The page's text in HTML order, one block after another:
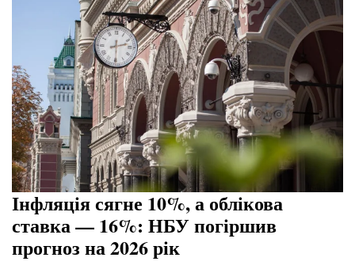
Інфляція сягне 10%, а облікова
ставка — 16%: НБУ погіршив
прогноз на 2026 рік